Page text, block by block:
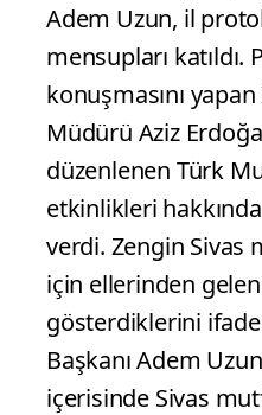
Adem Uzun, il
mensupları katıldı.
konuşmasını
Müdürü Aziz
düzenlenen Türk
etkinlikleri
verdi. Zengin Sivas
için ellerinden
gösterdiklerini
Başkanı Adem
içerisinde Sivas